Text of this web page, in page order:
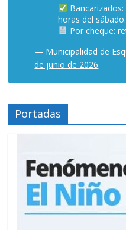
horas del sábado.
Por cheque:
— Municipalidad de
de junio de 2026
Portadas